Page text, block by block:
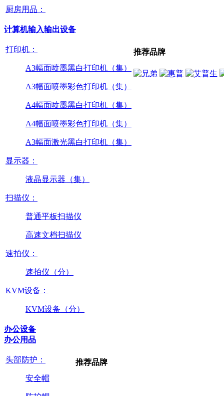
厨房用品：
计算机输入输出设备
打印机：
A3幅面喷墨黑白打印机（集）
A3幅面喷墨彩色打印机（集）
A4幅面喷墨黑白打印机（集）
A4幅面喷墨彩色打印机（集）
A3幅面激光黑白打印机（集）
显示器：
液晶显示器（集）
扫描仪：
普通平板扫描仪
高速文档扫描仪
速拍仪：
速拍仪（分）
KVM设备：
KVM设备（分）
推荐品牌
办公设备
办公用品
头部防护：
安全帽
推荐品牌